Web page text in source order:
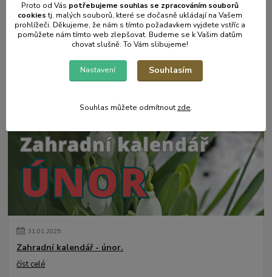
Zahradní postřikovače - skvělý pomocník na zahradu.
31.01.2025
Zahradní kalendář - únor.
číst celé
Proto od Vás potřebujeme souhlas se zpracováním souborů
cookiestj. malých souborů, které se dočasně ukládají na Vašem
prohlížeči. Děkujeme, že nám s tímto požadavkem vyjdete vstříc a
pomůžete nám tímto web zlepšovat. Budeme se k Vašim datům
chovat slušně. To Vám slibujeme!
Nastavení Souhlasím
Souhlas můžete odmítnout zde.